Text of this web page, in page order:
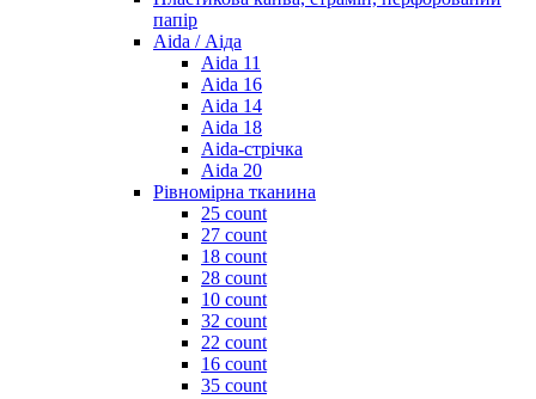
папір
Aida / Аіда
Aida 11
Aida 16
Aida 14
Aida 18
Aida-стрічка
Aida 20
Рівномірна тканина
25 count
27 count
18 count
28 count
10 count
32 count
22 count
16 count
35 count